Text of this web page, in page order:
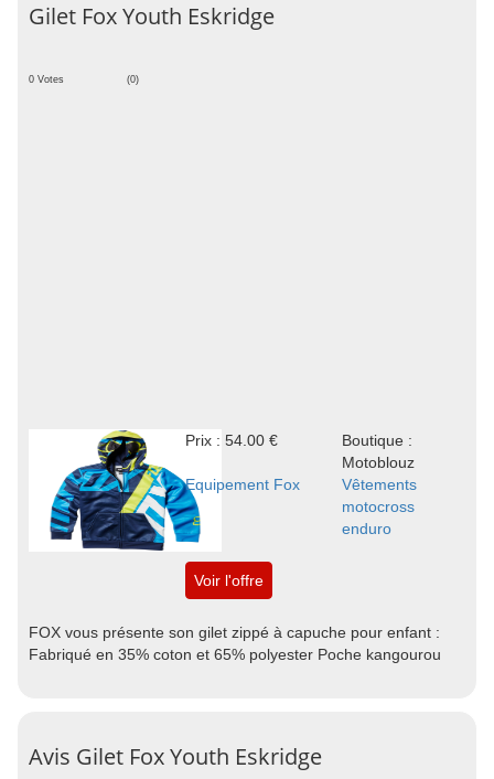
Gilet Fox Youth Eskridge
0 Votes (0)
Prix : 54.00 €
Boutique :
Motoblouz
Equipement Fox
Vêtements
motocross
enduro
Voir l'offre
FOX vous présente son gilet zippé à capuche pour enfant :
Fabriqué en 35% coton et 65% polyester Poche kangourou
Avis Gilet Fox Youth Eskridge